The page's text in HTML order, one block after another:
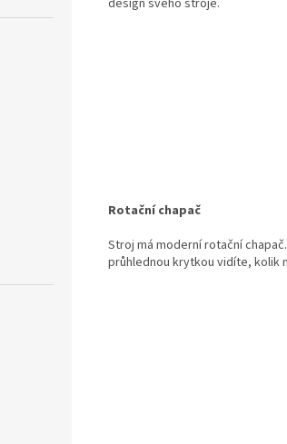
design svého stroje.
Rotační chapač
Stroj má moderní rotační
průhlednou krytkou vidíte, kolik